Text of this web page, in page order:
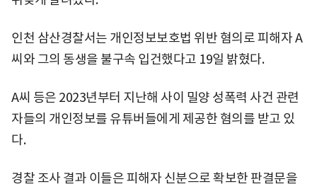
인천 삼산경찰서는 개인정보보호법 위반 혐의로 피해자 A
씨와 그의 동생을 불구속 입건했다고 19일 밝혔다.
A씨 등은 2023년부터 지난해 사이 밀양 성폭력 사건 관련
자들의 개인정보를 유튜버들에게 제공한 혐의를 받고 있
다.
경찰 조사 결과 이들은 피해자 신분으로 확보한 판결문을